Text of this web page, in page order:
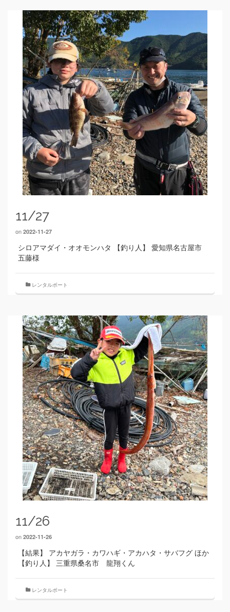
11/27
on 2022-11-27
シロアマダイ・オオモンハタ 【釣り人】 愛知県名古屋市
五藤様
レンタルボート
11/26
on 2022-11-26
【結果】 アカヤガラ・カワハギ・アカハタ・サバフグ ほか
【釣り人】 三重県桑名市 龍翔くん
レンタルボート